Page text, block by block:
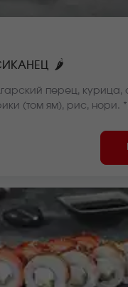
🌶
перец, курица,
(том ям), рис, нори.